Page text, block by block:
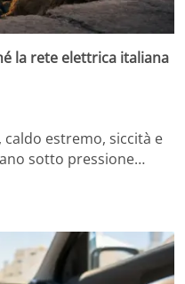
la rete elettrica italiana
estremo, siccità e
sotto pressione…